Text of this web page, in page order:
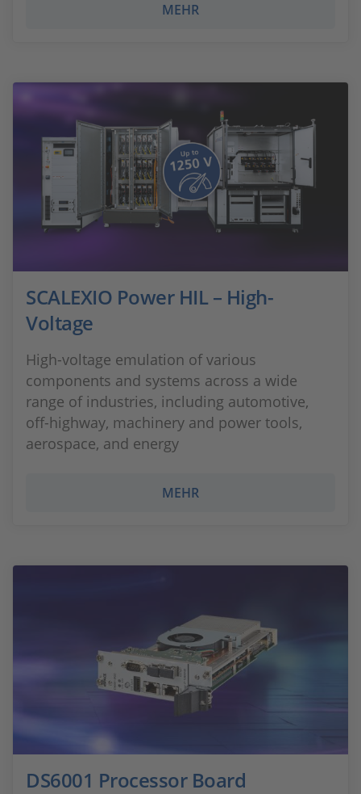
MEHR
SCALEXIO Power HIL – High-
Voltage
High-voltage emulation of various
components and systems across a wide
range of industries, including automotive,
off-highway, machinery and power tools,
aerospace, and energy
MEHR
DS6001 Processor Board